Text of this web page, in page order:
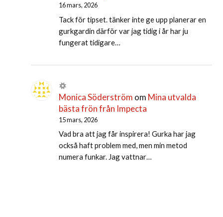
16 mars, 2026
Tack för tipset. tänker inte ge upp planerar en
gurkgardin därför var jag tidig i år har ju
fungerat tidigare…
Monica Söderström om Mina utvalda
bästa frön från Impecta
15 mars, 2026
Vad bra att jag får inspirera! Gurka har jag
också haft problem med, men min metod
numera funkar. Jag vattnar…